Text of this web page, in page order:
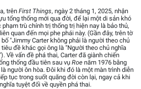
trên First Things, ngày 2 tháng 1, 2025, nhận
tổng thống mới qua đời, để lại một di sản khó
trù chính trị thống trị hiện nay là bảo thủ,
quan đến mọi phe phái này. (Gần đây, trên tờ
"Jimmy Carter không phải là người theo chủ
đề khác gọi ông là "Người theo chủ nghĩa
Về vấn đề phá thai, Carter đã giành chiến
thống đầu tiên sau vụ Roe năm 1976 bằng
người ôn hòa. Đôi khi đó là một màn trình diễn
tục trong suốt quãng đời còn lại, ngay cả khi
tuyệt đối về quyền phá thai.